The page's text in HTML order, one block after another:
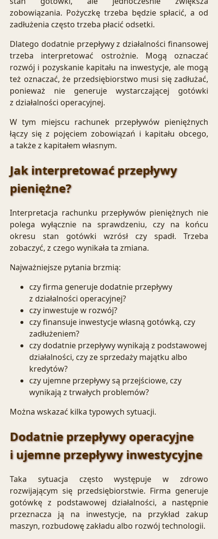
zobowiązania. Pożyczkę trzeba będzie spłacić, a od
zadłużenia często trzeba płacić odsetki.
Dlatego dodatnie przepływy z działalności finansowej
trzeba interpretować ostrożnie. Mogą oznaczać
rozwój i pozyskanie kapitału na inwestycje, ale mogą
też oznaczać, że przedsiębiorstwo musi się zadłużać,
ponieważ nie generuje wystarczającej gotówki
z działalności operacyjnej.
W tym miejscu rachunek przepływów pieniężnych
łączy się z pojęciem zobowiązań i kapitału obcego,
a także z kapitałem własnym.
Jak interpretować przepływy
pieniężne?
Interpretacja rachunku przepływów pieniężnych nie
polega wyłącznie na sprawdzeniu, czy na końcu
okresu stan gotówki wzrósł czy spadł. Trzeba
zobaczyć, z czego wynikała ta zmiana.
Najważniejsze pytania brzmią:
czy firma generuje dodatnie przepływy
z działalności operacyjnej?
czy inwestuje w rozwój?
czy finansuje inwestycje własną gotówką, czy
zadłużeniem?
czy dodatnie przepływy wynikają z podstawowej
działalności, czy ze sprzedaży majątku albo
kredytów?
czy ujemne przepływy są przejściowe, czy
wynikają z trwałych problemów?
Można wskazać kilka typowych sytuacji.
Dodatnie przepływy operacyjne
i ujemne przepływy inwestycyjne
Taka sytuacja często występuje w zdrowo
rozwijającym się przedsiębiorstwie. Firma generuje
gotówkę z podstawowej działalności, a następnie
przeznacza ją na inwestycje, na przykład zakup
maszyn, rozbudowę zakładu albo rozwój technologii.